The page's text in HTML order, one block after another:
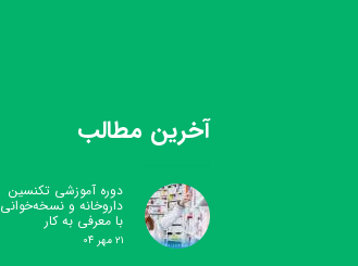
آخرین مطالب
دوره آموزشی تکنسین
داروخانه و نسخه‌خوانی
با معرفی به کار
۲۱ مهر ۰۴